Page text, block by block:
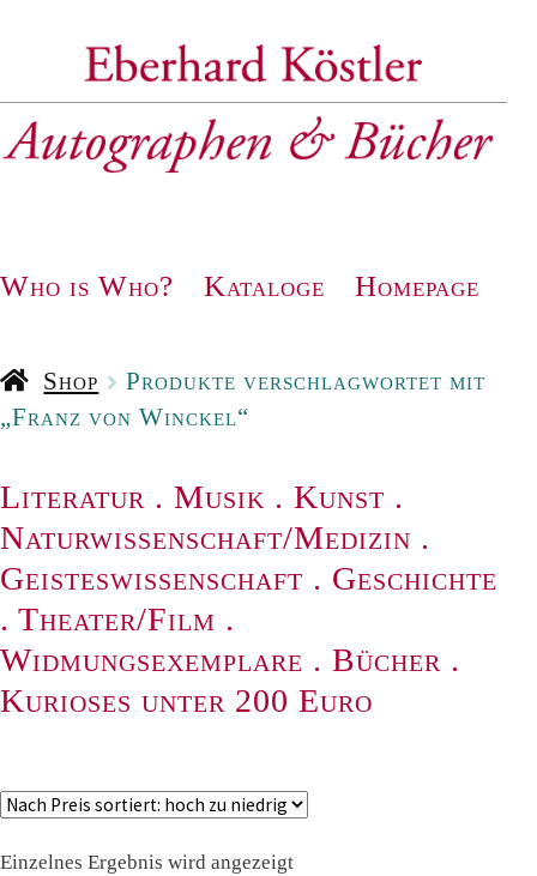
Navigation
Who is Who? Kataloge Homepage
Shop
Produkte verschlagwortet mit
„Franz von Winckel“
Literatur . Musik . Kunst .
Naturwissenschaft/Medizin .
Geisteswissenschaft . Geschichte
. Theater/Film .
Widmungsexemplare . Bücher .
Kurioses unter 200 Euro
Einzelnes Ergebnis wird angezeigt